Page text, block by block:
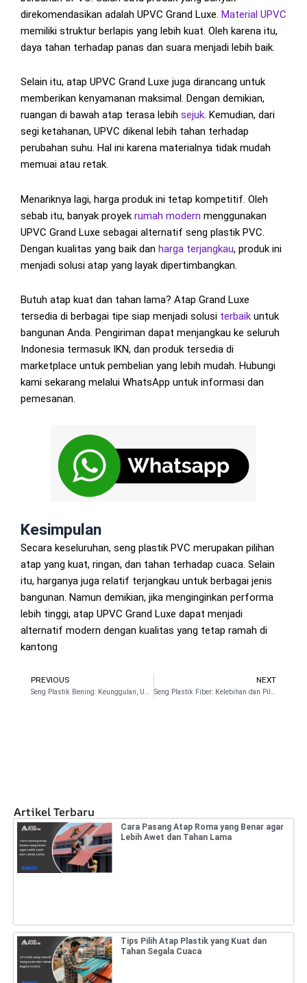
direkomendasikan adalah UPVC Grand Luxe. Material UPVC
memiliki struktur berlapis yang lebih kuat. Oleh karena itu,
daya tahan terhadap panas dan suara menjadi lebih baik.
Selain itu, atap UPVC Grand Luxe juga dirancang untuk
memberikan kenyamanan maksimal. Dengan demikian,
ruangan di bawah atap terasa lebih sejuk. Kemudian, dari
segi ketahanan, UPVC dikenal lebih tahan terhadap
perubahan suhu. Hal ini karena materialnya tidak mudah
memuai atau retak.
Menariknya lagi, harga produk ini tetap kompetitif. Oleh
sebab itu, banyak proyek rumah modern menggunakan
UPVC Grand Luxe sebagai alternatif seng plastik PVC.
Dengan kualitas yang baik dan harga terjangkau, produk ini
menjadi solusi atap yang layak dipertimbangkan.
Butuh atap kuat dan tahan lama? Atap Grand Luxe
tersedia di berbagai tipe siap menjadi solusi terbaik untuk
bangunan Anda. Pengiriman dapat menjangkau ke seluruh
Indonesia termasuk IKN, dan produk tersedia di
marketplace untuk pembelian yang lebih mudah. Hubungi
kami sekarang melalui WhatsApp untuk informasi dan
pemesanan.
Kesimpulan
Secara keseluruhan, seng plastik PVC merupakan pilihan
atap yang kuat, ringan, dan tahan terhadap cuaca. Selain
itu, harganya juga relatif terjangkau untuk berbagai jenis
bangunan. Namun demikian, jika menginginkan performa
lebih tinggi, atap UPVC Grand Luxe dapat menjadi
alternatif modern dengan kualitas yang tetap ramah di
kantong
Prev
PREVIOUS NEXT
Artikel Terbaru
Cara Pasang Atap Roma yang Benar agar
Lebih Awet dan Tahan Lama
Tips Pilih Atap Plastik yang Kuat dan
Tahan Segala Cuaca